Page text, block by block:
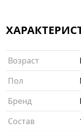
Возраст
Пол
Бренд
Состав